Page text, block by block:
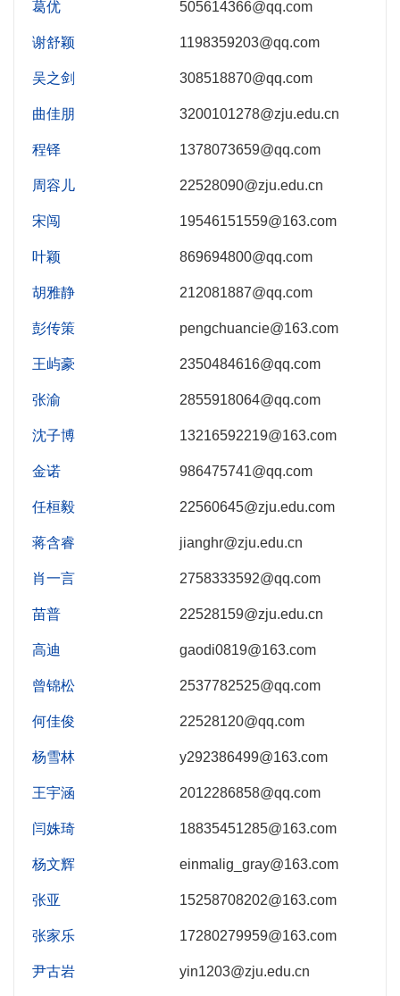
葛优 505614366@qq.com
谢舒颖 1198359203@qq.com
吴之剑 308518870@qq.com
曲佳朋 3200101278@zju.edu.cn
程铎 1378073659@qq.com
周容儿 22528090@zju.edu.cn
宋闯 19546151559@163.com
叶颖 869694800@qq.com
胡雅静 212081887@qq.com
彭传策 pengchuancie@163.com
王屿豪 2350484616@qq.com
张渝 2855918064@qq.com
沈子博 13216592219@163.com
金诺 986475741@qq.com
任桓毅 22560645@zju.edu.com
蒋含睿 jianghr@zju.edu.cn
肖一言 2758333592@qq.com
苗普 22528159@zju.edu.cn
高迪 gaodi0819@163.com
曾锦松 2537782525@qq.com
何佳俊 22528120@qq.com
杨雪林 y292386499@163.com
王宇涵 2012286858@qq.com
闫姝琦 18835451285@163.com
杨文辉 einmalig_gray@163.com
张亚 15258708202@163.com
张家乐 17280279959@163.com
尹古岩 yin1203@zju.edu.cn